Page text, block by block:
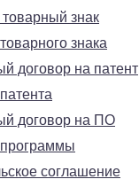
знак
знака
договор на патент
договор на ПО
соглашение